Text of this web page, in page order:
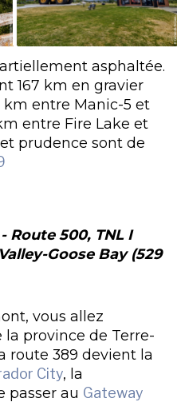
asphaltée.
167 km en gravier
km entre Manic-5 et
entre Fire Lake et
prudence sont de
Route 500, TNL I
Goose Bay (529
vous allez
province de Terre-
route 389 devient la
City, la
passer au Gateway